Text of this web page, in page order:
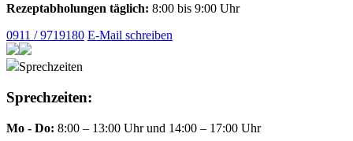
Rezeptabholungen täglich: 8:00 bis 9:00 Uhr
0911 / 9719180 E-Mail schreiben
Sprechzeiten
Sprechzeiten:
Mo - Do: 8:00 – 13:00 Uhr und 14:00 – 17:00 Uhr